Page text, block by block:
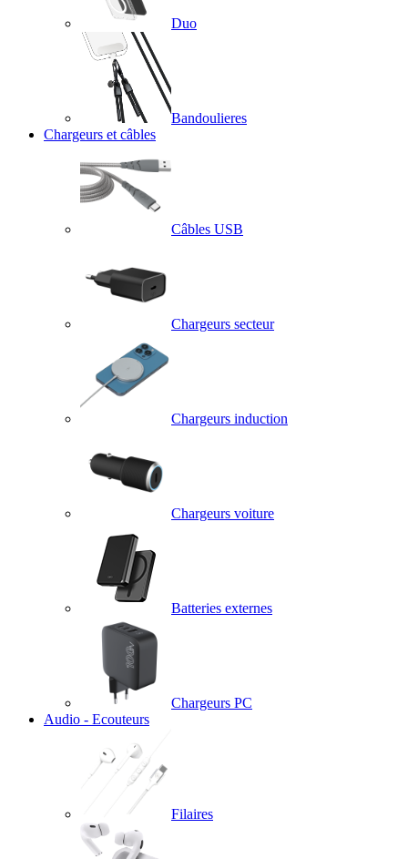
Duo
Bandoulieres
Chargeurs et câbles
Câbles USB
Chargeurs secteur
Chargeurs induction
Chargeurs voiture
Batteries externes
Chargeurs PC
Audio - Ecouteurs
Filaires